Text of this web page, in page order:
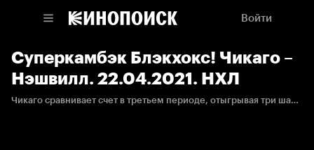
Войти
Суперкамбэк Блэкхокс! Чикаго –
Нэшвилл. 22.04.2021. НХЛ
Чикаго сравнивает счет в третьем периоде, отыгрывая три шайбы менее чем за три минуты